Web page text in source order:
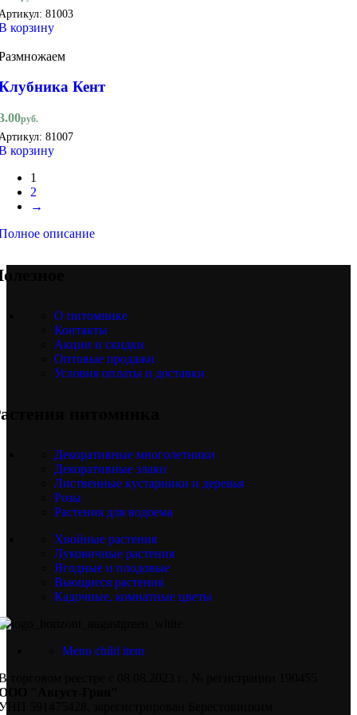
81003
корзину
Кент
руб.
81007
корзину
1
2
→
описание
О питомнике
Контакты
Акции и скидки
Оптовые продажи
Условия оплаты и доставки
питомника
Декоративные многолетники
Декоративные злаки
Лиственные кустарники и деревья
Розы
Растения для водоема
Хвойные растения
Луковичные растения
Ягодные и плодовые
Вьющиеся растения
Кадочные, комнатные цветы
Menu child item
торговом реестре с 08.08.2023 г., № регистрации 190455
"Август-Грин"
591475428, зарегистрирован Берестовицким